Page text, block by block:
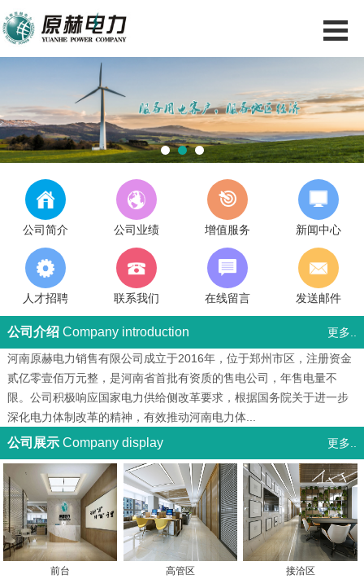
1 2 3
公司简介 公司业绩 增值服务 新闻中心
人才招聘 联系我们 在线留言 发送邮件
公司介绍Company introduction
更多..
河南原赫电力销售有限公司成立于2016年，位于郑州市区，注册资金
贰亿零壹佰万元整，是河南省首批有资质的售电公司，年售电量不
限。公司积极响应国家电力供给侧改革要求，根据国务院关于进一步
深化电力体制改革的精神，有效推动河南电力体...
公司展示Company display 更多..
前台 高管区 接洽区